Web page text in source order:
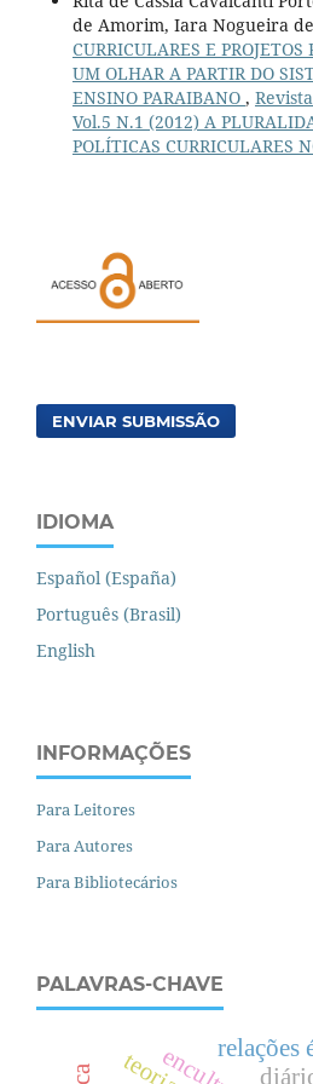
de Amorim, Iara Nogueira de
CURRICULARES E
UM OLHAR A PARTIR DO
ENSINO PARAIBANO ,
Vol.5 N.1 (2012) A
POLÍTICAS CURRICULARES
ENVIAR SUBMISSÃO
IDIOMA
Español (España)
Português (Brasil)
English
INFORMAÇÕES
Para Leitores
Para Autores
Para Bibliotecários
PALAVRAS-CHAVE
relações